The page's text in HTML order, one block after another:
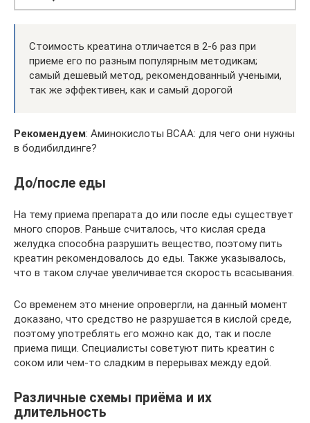
Стоимость креатина отличается в 2-6 раз при
приеме его по разным популярным методикам;
самый дешевый метод, рекомендованный учеными,
так же эффективен, как и самый дорогой
Рекомендуем: Аминокислоты BCAA: для чего они нужны
в бодибилдинге?
До/после еды
На тему приема препарата до или после еды существует
много споров. Раньше считалось, что кислая среда
желудка способна разрушить вещество, поэтому пить
креатин рекомендовалось до еды. Также указывалось,
что в таком случае увеличивается скорость всасывания.
Со временем это мнение опровергли, на данный момент
доказано, что средство не разрушается в кислой среде,
поэтому употреблять его можно как до, так и после
приема пищи. Специалисты советуют пить креатин с
соком или чем-то сладким в перерывах между едой.
Различные схемы приёма и их
длительность